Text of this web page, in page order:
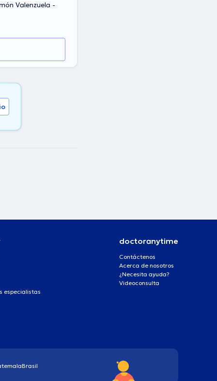
Valenzuela -
especialistas
doctoranytime
Contáctenos
Acerca de nosotros
¿Necesita ayuda?
Videoconsulta
Brasil